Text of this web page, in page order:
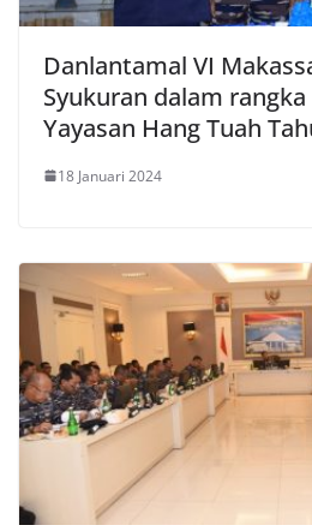
Danlantamal VI
Syukuran dalam rangka
Yayasan Hang Tuah
18 Januari 2024